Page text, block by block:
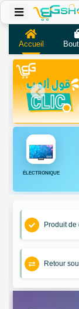
Accueil
ÉLECTRONIQUE
Produit de
Retour